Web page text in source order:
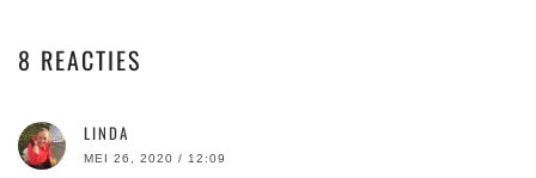
8 REACTIES
LINDA
MEI 26, 2020 / 12:09